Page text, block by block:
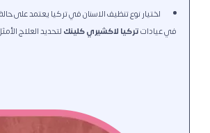
اختيار نوع تنظيف الاسنان في تركيا يعتمد على
في عياداتتركيا لاكشيري كلينكلتحديد العلاج